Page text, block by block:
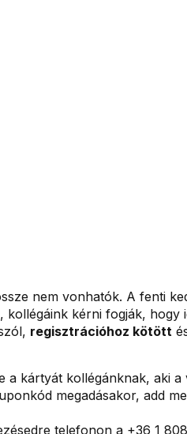
nem vonhatók. A fenti
kérni fogják, hogy
regisztrációhoz kötött
kártyát kollégánknak, aki
megadásakor, add
telefonon a +36 1